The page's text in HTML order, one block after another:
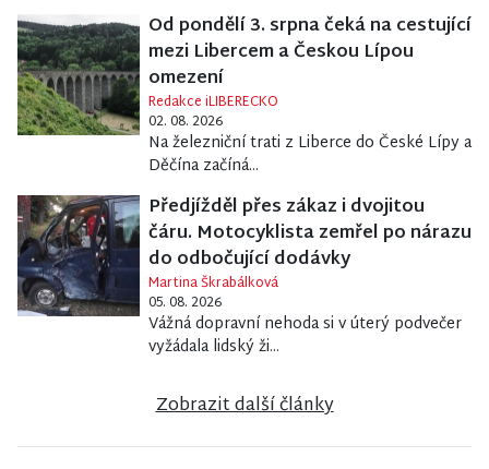
Od pondělí 3. srpna čeká na cestující
mezi Libercem a Českou Lípou
omezení
Redakce iLIBERECKO
02. 08. 2026
Na železniční trati z Liberce do České Lípy a
Děčína začíná...
Předjížděl přes zákaz i dvojitou
čáru. Motocyklista zemřel po nárazu
do odbočující dodávky
Martina Škrabálková
05. 08. 2026
Vážná dopravní nehoda si v úterý podvečer
vyžádala lidský ži...
Zobrazit další články